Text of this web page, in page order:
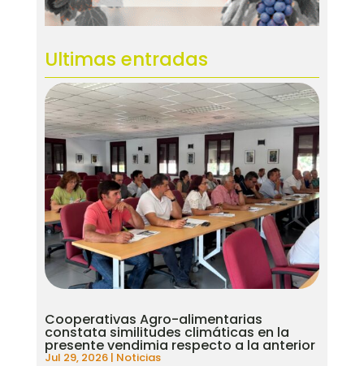
Ultimas entradas
Cooperativas Agro-alimentarias
constata similitudes climáticas en la
presente vendimia respecto a la anterior
Jul 29, 2026| Noticias